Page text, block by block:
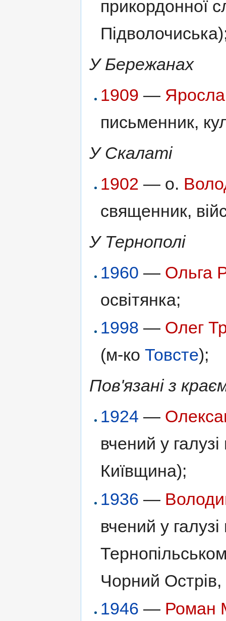
прикордонної
У Бережанах
1909 —
письменник,
У Скалаті
1902 — о.
священник,
У Тернополі
1960 — Ольга
освітянка;
1998 — Олег
(м-коТовсте);
Пов'язані з
1924 —
вчений у
Київщина);
1936 —
вчений у
Чорний
1946 — Роман